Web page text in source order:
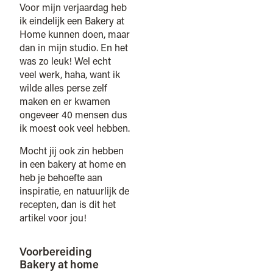
Voor mijn verjaardag heb
ik eindelijk een Bakery at
Home kunnen doen, maar
dan in mijn studio. En het
was zo leuk! Wel echt
veel werk, haha, want ik
wilde alles perse zelf
maken en er kwamen
ongeveer 40 mensen dus
ik moest ook veel hebben.
Mocht jij ook zin hebben
in een bakery at home en
heb je behoefte aan
inspiratie, en natuurlijk de
recepten, dan is dit het
artikel voor jou!
Voorbereiding
Bakery at home